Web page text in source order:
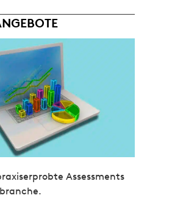
Assessments